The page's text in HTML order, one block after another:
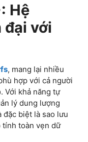
Hệ
đại với
, mang lại nhiều
hợp với cả người
Với khả năng tự
lý dung lượng
biệt là sao lưu
tính toàn vẹn dữ